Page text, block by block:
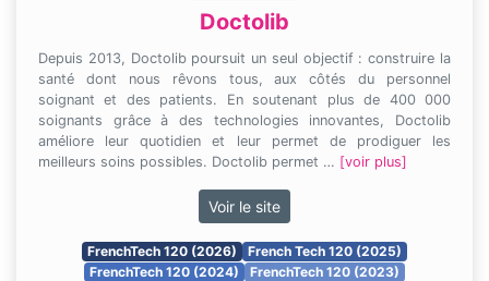
Doctolib
Depuis 2013, Doctolib poursuit un seul objectif : construire la
santé dont nous rêvons tous, aux côtés du personnel
soignant et des patients. En soutenant plus de 400 000
soignants grâce à des technologies innovantes, Doctolib
améliore leur quotidien et leur permet de prodiguer les
meilleurs soins possibles. Doctolib permet … [voir plus]
Voir le site
FrenchTech 120 (2026)
French Tech 120 (2025)
FrenchTech 120 (2024)
FrenchTech 120 (2023)